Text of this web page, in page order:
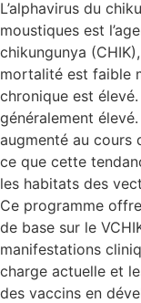
L’alphavirus du
moustiques est
chikungunya
mortalité est faible
chronique est
généralement
augmenté au cours
ce que cette
les habitats des
Ce programme
de base sur le
manifestations
charge actuelle et
des vaccins en